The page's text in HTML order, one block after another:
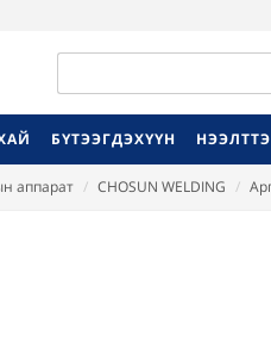
БҮТЭЭГДЭХҮҮН
аппарат CHOSUN WELDING